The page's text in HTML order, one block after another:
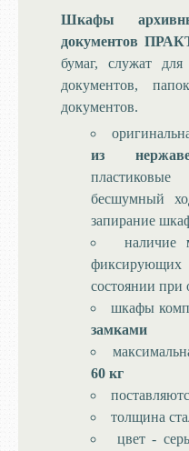
Шкафы
документов
бумаг, служат
документов,
документов.
из
пластиковые
бесшумный
запирание
наличие
состоянии при
шкафы
замками
60 кг
толщина
цвет -